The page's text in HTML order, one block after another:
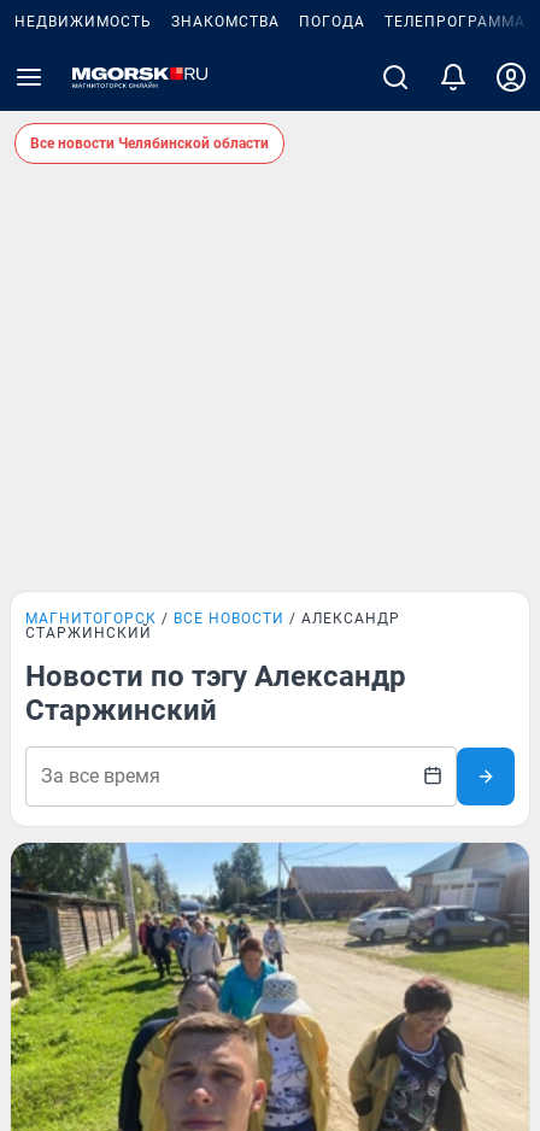
НЕДВИЖИМОСТЬ ЗНАКОМСТВА ПОГОДА ТЕЛЕПРОГРАММА
Все новости Челябинской области
МАГНИТОГОРСК ВСЕ НОВОСТИ
АЛЕКСАНДР
СТАРЖИНСКИЙ
Новости по тэгу Александр
Старжинский